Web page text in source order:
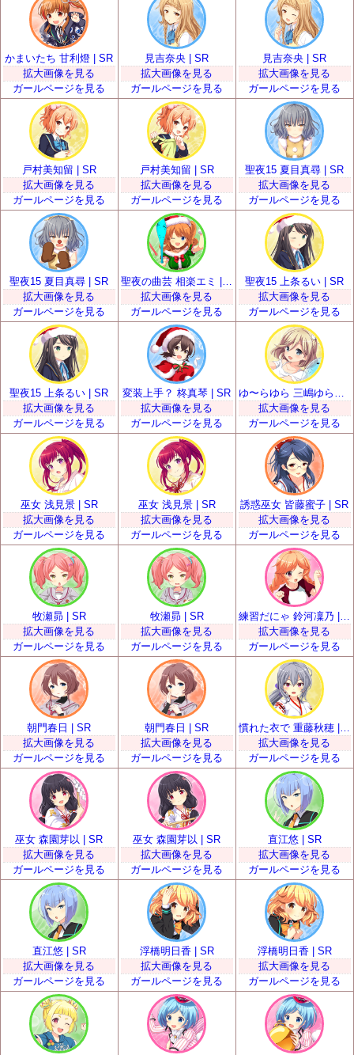
かまいたち 甘利燈 | SR
拡大画像を見る
ガールページを見る
見吉奈央 | SR
拡大画像を見る
ガールページを見る
見吉奈央 | SR
拡大画像を見る
ガールページを見る
戸村美知留 | SR
拡大画像を見る
ガールページを見る
戸村美知留 | SR
拡大画像を見る
ガールページを見る
聖夜15 夏目真尋 | SR
拡大画像を見る
ガールページを見る
聖夜15 夏目真尋 | SR
拡大画像を見る
ガールページを見る
聖夜の曲芸 相楽エミ | SR
拡大画像を見る
ガールページを見る
聖夜15 上条るい | SR
拡大画像を見る
ガールページを見る
聖夜15 上条るい | SR
拡大画像を見る
ガールページを見る
変装上手？ 柊真琴 | SR
拡大画像を見る
ガールページを見る
拡大画像を見る
ガールページを見る
巫女 浅見景 | SR
拡大画像を見る
ガールページを見る
巫女 浅見景 | SR
拡大画像を見る
ガールページを見る
誘惑巫女 皆藤蜜子 | SR
拡大画像を見る
ガールページを見る
牧瀬昴 | SR
拡大画像を見る
ガールページを見る
牧瀬昴 | SR
拡大画像を見る
ガールページを見る
練習だにゃ 鈴河凜乃 | SR
拡大画像を見る
ガールページを見る
朝門春日 | SR
拡大画像を見る
ガールページを見る
朝門春日 | SR
拡大画像を見る
ガールページを見る
慣れた衣で 重藤秋穂 | SR
拡大画像を見る
ガールページを見る
巫女 森園芽以 | SR
拡大画像を見る
ガールページを見る
巫女 森園芽以 | SR
拡大画像を見る
ガールページを見る
直江悠 | SR
拡大画像を見る
ガールページを見る
直江悠 | SR
拡大画像を見る
ガールページを見る
浮橋明日香 | SR
拡大画像を見る
ガールページを見る
浮橋明日香 | SR
拡大画像を見る
ガールページを見る